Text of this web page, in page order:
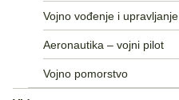
Vojno vođenje i upravljanje
Aeronautika – vojni pilot
Vojno pomorstvo